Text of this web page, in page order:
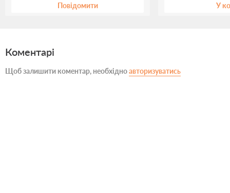
Повідомити У
Коментарі
Щоб залишити коментар, необхідноавторизуватись